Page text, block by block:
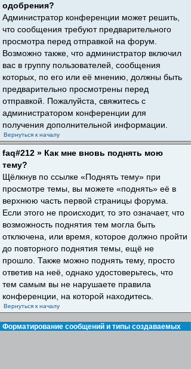
одобрения?
Администратор конференции может решить,
что сообщения требуют предварительного
просмотра перед отправкой на форум.
Возможно также, что администратор включил
вас в группу пользователей, сообщения
которых, по его или её мнению, должны быть
предварительно просмотрены перед
отправкой. Пожалуйста, свяжитесь с
администратором конференции для
получения дополнительной информации.
Вернуться к началу
faq#212 » Как мне вновь поднять мою
тему?
Щёлкнув по ссылке «Поднять тему» при
просмотре темы, вы можете «поднять» её в
верхнюю часть первой страницы форума.
Если этого не происходит, то это означает, что
возможность поднятия тем могла быть
отключена, или время, которое должно пройти
до повторного поднятия темы, ещё не
прошло. Также можно поднять тему, просто
ответив на неё, однако удостоверьтесь, что
тем самым вы не нарушаете правила
конференции, на которой находитесь.
Вернуться к началу
Форматирование сообщений и типы создаваемых